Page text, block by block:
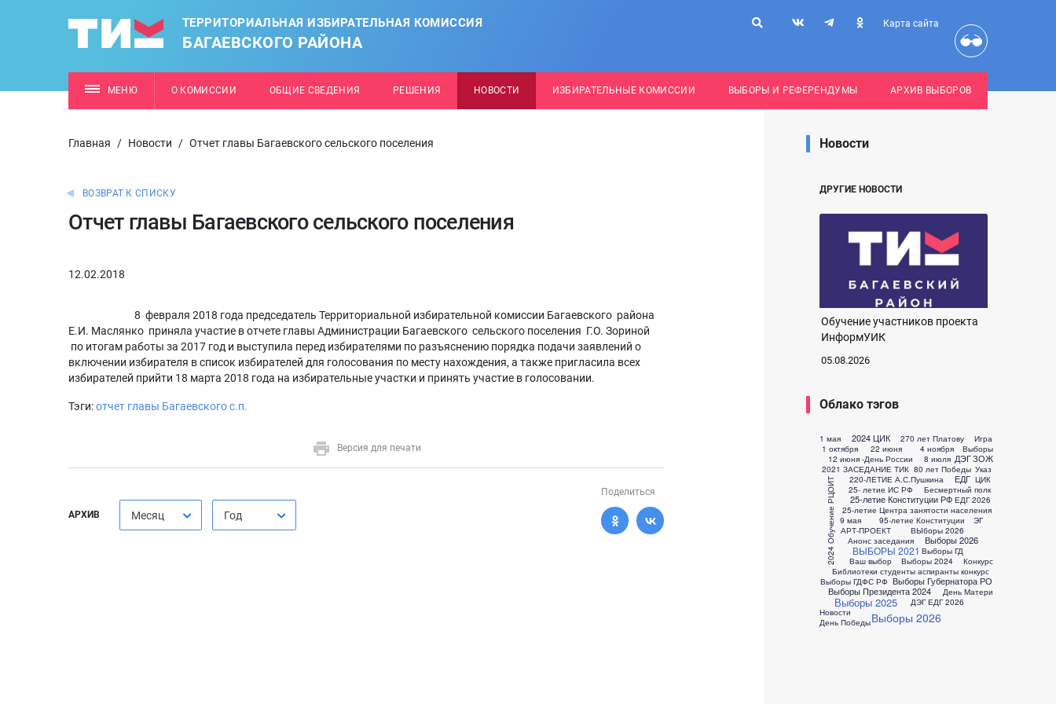
ТЕРРИТОРИАЛЬНАЯ ИЗБИРАТЕЛЬНАЯ КОМИССИЯ
БАГАЕВСКОГО РАЙОНА
Карта сайта
МЕНЮ О КОМИССИИ ОБЩИЕ СВЕДЕНИЯ РЕШЕНИЯ НОВОСТИ ИЗБИРАТЕЛЬНЫЕ КОМИССИИ ВЫБОРЫ И РЕФЕРЕНДУМЫ АРХИВ ВЫБОРОВ
Главная / Новости / Отчет главы Багаевского сельского поселения
ВОЗВРАТ К СПИСКУ
Отчет главы Багаевского сельского поселения
12.02.2018
8 февраля 2018 года председатель Территориальной избирательной комиссии Багаевского района
Е.И. Маслянко приняла участие в отчете главы Администрации Багаевского сельского поселения Г.О. Зориной
по итогам работы за 2017 год и выступила перед избирателями по разъяснению порядка подачи заявлений о
включении избирателя в список избирателей для голосования по месту нахождения, а также пригласила всех
избирателей прийти 18 марта 2018 года на избирательные участки и принять участие в голосовании.
Тэги:отчет главы Багаевского с.п.
Версия для печати
АРХИВ Месяц Год
Поделиться
Новости
ДРУГИЕ НОВОСТИ
Обучение участников проекта
ИнформУИК
05.08.2026
Облако тэгов
1 мая
1 октября
12 июня -День России
2021 ЗАСЕДАНИЕ ТИК
2024 Обучение РЦОИТ
2024 ЦИК
22 июня
220-ЛЕТИЕ А.С.Пушкина
25- летие ИС РФ
25-летие Конституции РФ
25-летие Центра занятости населения
270 лет Платову
4 ноября
8 июля
80 лет Победы
9 мая
95-летие Конституции
АРТ-ПРОЕКТ
Анонс заседания
Бесмертный полк
Библиотеки студенты аспиранты конкурс
ВЫБОРЫ 2021
ВЫборы 2026
Ваш выбор
Выборы
Выборы 2026
Выборы ГДФС РФ
Выборы Президента 2024
Выборы 2024
Выборы 2025
Выборы 2026
Выборы ГД
Выборы Губернатора РО
ДЭГ
ДЭГ ЕДГ 2026
День Матери
День Победы
ЕДГ
ЕДГ 2026
ЗОЖ
Игра
Конкурс
Новости
Указ
ЦИК
ЭГ